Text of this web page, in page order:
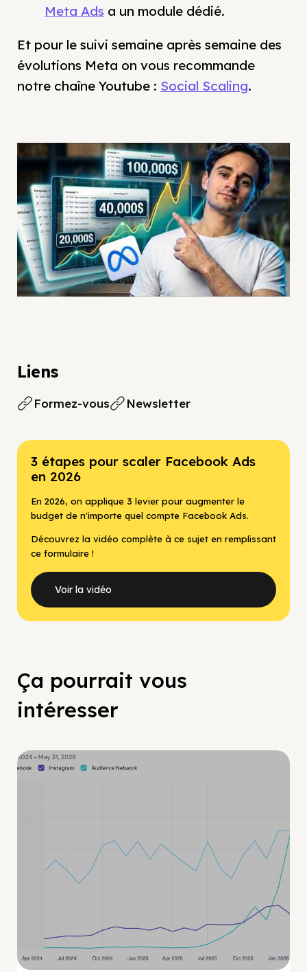
Meta Ads a un module dédié.
Et pour le suivi semaine après semaine des
évolutions Meta on vous recommande
notre chaîne Youtube : Social Scaling.
Liens
Formez-vous Newsletter
3 étapes pour scaler Facebook Ads
en 2026
En 2026, on applique 3 levier pour augmenter le
budget de n'importe quel compte Facebook Ads.
Découvrez la vidéo complète à ce sujet en remplissant
ce formulaire !
Voir la vidéo
Ça pourrait vous
intéresser